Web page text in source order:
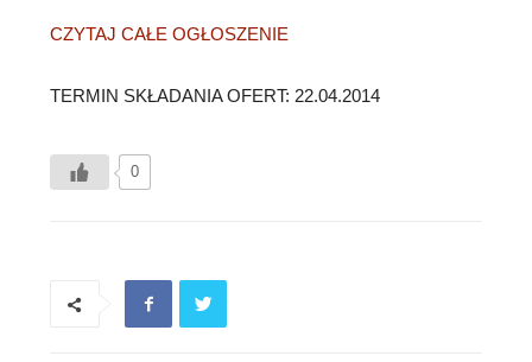
CZYTAJ CAŁE OGŁOSZENIE
TERMIN SKŁADANIA OFERT: 22.04.2014
0